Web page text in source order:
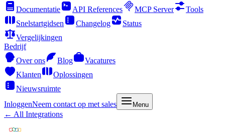
Documentatie
API References MCP Server
Tools
Snelstartgidsen
Changelog
Status
Vergelijkingen
Bedrijf
Over ons
Blog
Vacatures
Klanten
Oplossingen
Nieuwsruimte
InloggenNeem contact op met sales Menu
← All Integrations